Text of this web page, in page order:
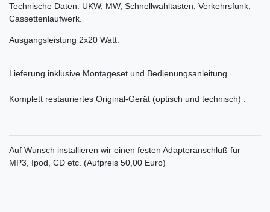
Technische Daten: UKW, MW, Schnellwahltasten, Verkehrsfunk,
Cassettenlaufwerk.
Ausgangsleistung 2x20 Watt.
Lieferung inklusive Montageset und Bedienungsanleitung.
Komplett restauriertes Original-Gerät (optisch und technisch) .
Auf Wunsch installieren wir einen festen Adapteranschluß für
MP3, Ipod, CD etc. (Aufpreis 50,00 Euro)